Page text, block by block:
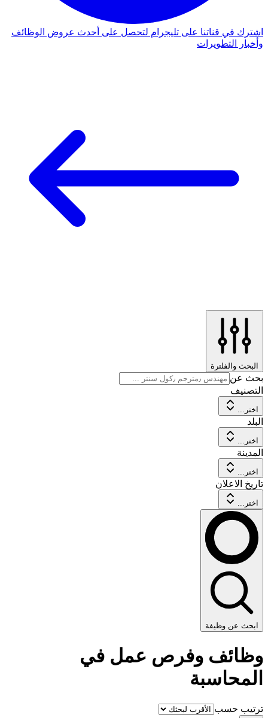
اشترك في قناتنا على تليجرام لتحصل على أحدث عروض الوظائف
وأخبار التطويرات
البحث والفلترة
بحث عن
التصنيف
اختر...
البلد
اختر...
المدينة
اختر...
تاريخ الاعلان
اختر...
ابحث عن وظيفة
وظائف وفرص عمل في
المحاسبة
ترتيب حسب